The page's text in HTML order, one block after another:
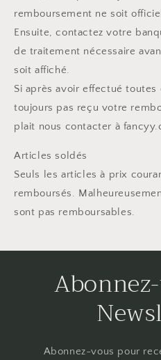
remboursement ne soit
Ensuite, contactez votre
de traitement nécessaire
soit affiché.
Si après avoir effectué toutes
toujours pas reçu votre
plait nous contacter à
Articles soldés
Seuls les articles à prix
remboursés.
sont pas remboursables.
Abonnez-vous pour